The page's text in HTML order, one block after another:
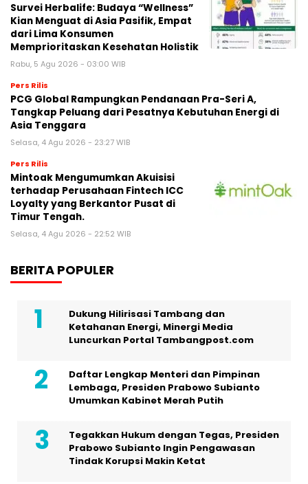
Survei Herbalife: Budaya “Wellness”
Kian Menguat di Asia Pasifik, Empat
dari Lima Konsumen
Memprioritaskan Kesehatan Holistik
Rabu, 5 Agu 2026 - 03:00 WIB
Pers Rilis
PCG Global Rampungkan Pendanaan Pra-Seri A,
Tangkap Peluang dari Pesatnya Kebutuhan Energi di
Asia Tenggara
Selasa, 4 Agu 2026 - 23:27 WIB
Pers Rilis
Mintoak Mengumumkan Akuisisi
terhadap Perusahaan Fintech ICC
Loyalty yang Berkantor Pusat di
Timur Tengah.
Selasa, 4 Agu 2026 - 22:52 WIB
BERITA POPULER
Dukung Hilirisasi Tambang dan
Ketahanan Energi, Minergi Media
Luncurkan Portal Tambangpost.com
Daftar Lengkap Menteri dan Pimpinan
Lembaga, Presiden Prabowo Subianto
Umumkan Kabinet Merah Putih
Tegakkan Hukum dengan Tegas, Presiden
Prabowo Subianto Ingin Pengawasan
Tindak Korupsi Makin Ketat